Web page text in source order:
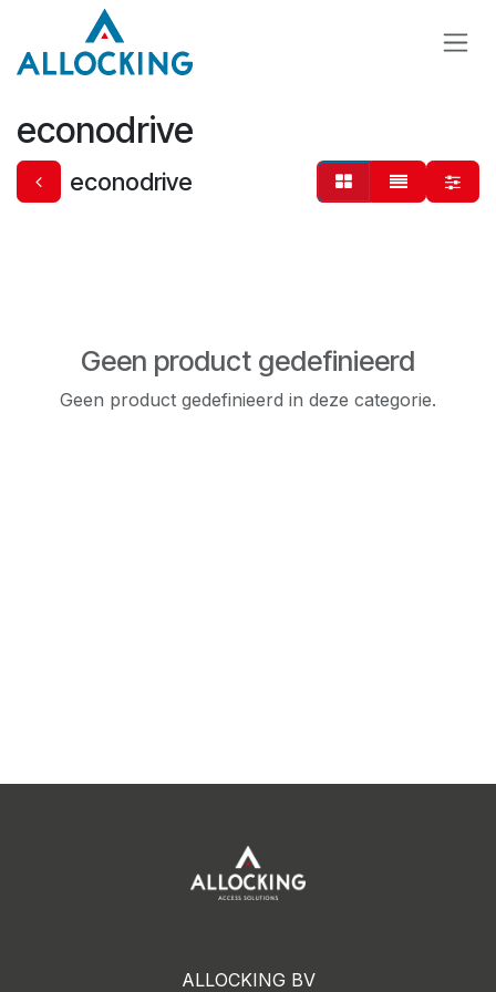
Overslaan naar inhoud
econodrive
econodrive
Geen product gedefinieerd
Geen product gedefinieerd in deze categorie.
ALLOCKING BV